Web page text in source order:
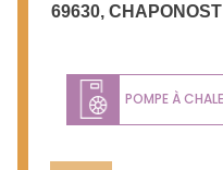
69630, CHAPONOST
POMPE À